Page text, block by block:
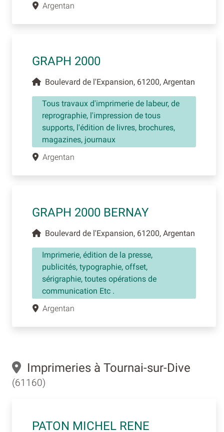
Argentan
GRAPH 2000
Boulevard de l'Expansion, 61200, Argentan
Tous travaux d'imprimerie de labeur, de
reprographie, l'impression de tous
supports, l'édition de livres, brochures,
magazines, journaux
Argentan
GRAPH 2000 BERNAY
Boulevard de l'Expansion, 61200, Argentan
Imprimerie, édition de la presse,
publicités, typographie, offset,
sérigraphie, toutes opérations de
communication Etc .
Argentan
Imprimeries à Tournai-sur-Dive
(61160)
PATON MICHEL RENE